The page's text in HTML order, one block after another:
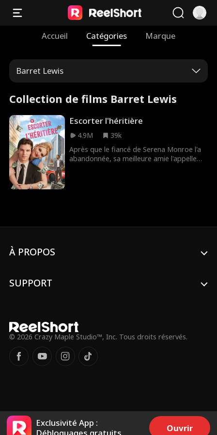
Accueil Catégories Marque
Barret Lewis
Collection de films Barret Lewis
Escorter l'héritière
4.9M
39k
Après que le fiancé de Serena Monroe l'a
abandonnée, sa meilleure amie l'appelle
À PROPOS
SUPPORT
© 2026 Crazy Maple Studio™, Inc. Tous droits réservés.
Exclusivité App :
Ouvrir